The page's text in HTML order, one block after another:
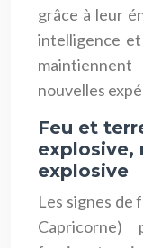
grâce à leur
intelligence
nouvelles
Feu et
explosive,
explosive
Les signes de